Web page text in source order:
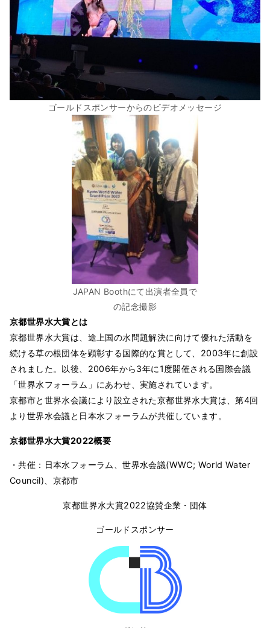
ゴールドスポンサーからのビデオメッセージ
JAPAN Boothにて出演者全員で
の記念撮影
京都世界水大賞とは
京都世界水大賞は、途上国の水問題解決に向けて優れた活動を
続ける草の根団体を顕彰する国際的な賞として、2003年に創設
されました。以後、2006年から3年に1度開催される国際会議
「世界水フォーラム」にあわせ、実施されています。
京都市と世界水会議により設立された京都世界水大賞は、第4回
より世界水会議と日本水フォーラムが共催しています。
京都世界水大賞2022概要
・共催：日本水フォーラム、世界水会議(WWC; World Water
Council)、京都市
京都世界水大賞2022協賛企業・団体
ゴールドスポンサー